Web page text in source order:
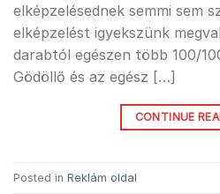
elképzelésednek semmi sem
elképzelést igyekszünk
darabtól egészen több 100/
Gödöllő és az egész […]
CONTINUE
Posted in Reklám oldal